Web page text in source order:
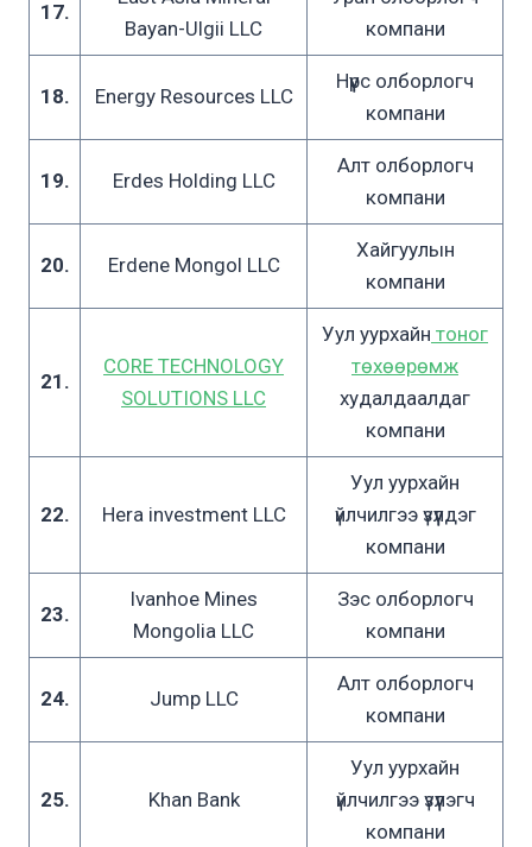
17.
Bayan-Ulgii LLC
компани
18. Energy Resources LLC
Нүүрс олборлогч
компани
19. Erdes Holding LLC
Алт олборлогч
компани
20. Erdene Mongol LLC
Хайгуулын
компани
21.
CORE TECHNOLOGY
SOLUTIONS LLC
Уул уурхайн тоног
төхөөрөмж
худалдаалдаг
компани
22. Hera investment LLC
Уул уурхайн
үйлчилгээ үзүүлдэг
компани
23.
Ivanhoe Mines
Mongolia LLC
Зэс олборлогч
компани
24. Jump LLC
Алт олборлогч
компани
25. Khan Bank
Уул уурхайн
үйлчилгээ үзүүлэгч
компани